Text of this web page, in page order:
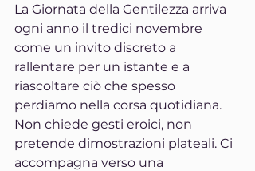
La Giornata della Gentilezza arriva
ogni anno il tredici novembre
come un invito discreto a
rallentare per un istante e a
riascoltare ciò che spesso
perdiamo nella corsa quotidiana.
Non chiede gesti eroici, non
pretende dimostrazioni plateali. Ci
accompagna verso una